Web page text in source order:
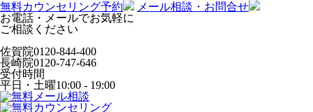
無料カウンセリング予約
メール相談・お問合せ
お電話・メールでお気軽に
ご相談ください
佐賀院0120-844-400
長崎院0120-747-646
受付時間
平日・土曜10:00 - 19:00